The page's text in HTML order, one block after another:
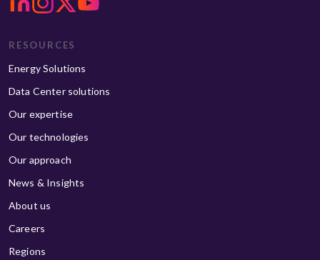
RESOURCES
Energy Solutions
Data Center solutions
Our expertise
Our technologies
Our approach
News & Insights
About us
Careers
Regions